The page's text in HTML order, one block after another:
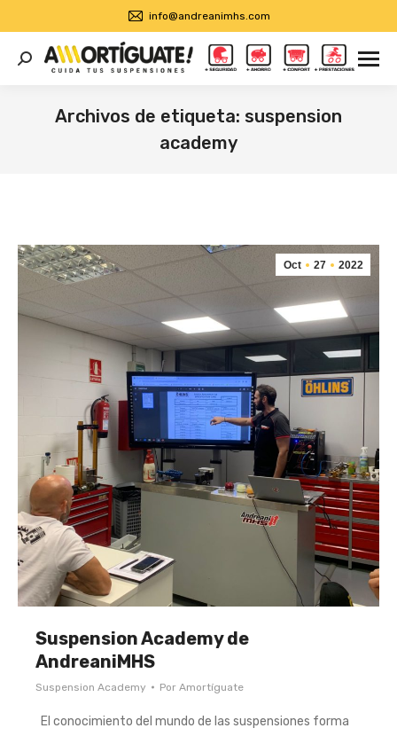
info@andreanimhs.com
Buscar:
Archivos de etiqueta: suspension
academy
Oct 27 2022
Suspension Academy de
AndreaniMHS
Suspension Academy Por Amortíguate
El conocimiento del mundo de las suspensiones forma